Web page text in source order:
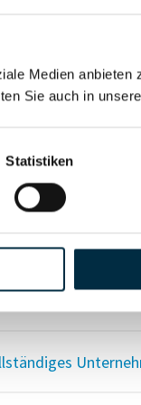
Medien anbieten
Sie auch in
Statistiken
registrierte Nutzer